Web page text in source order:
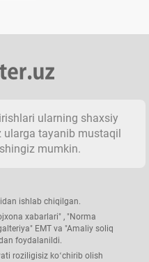
ularning shaхsiy
ularga tayanib mustaqil
mumkin.
ishlab chiqilgan.
хabarlari" , "Norma
EMT va "Amaliy soliq
foydalanildi.
roziligisiz koʻchirib olish